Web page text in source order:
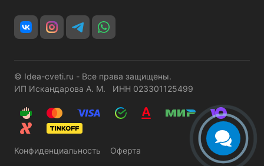
© Idea-cveti.ru - Все права защищены.
ИП Искандарова А. М. ИНН 023301125499
Конфиденциальность Оферта